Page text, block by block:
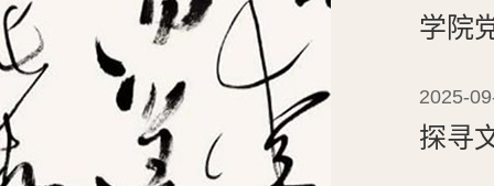
学院
2025-
探寻